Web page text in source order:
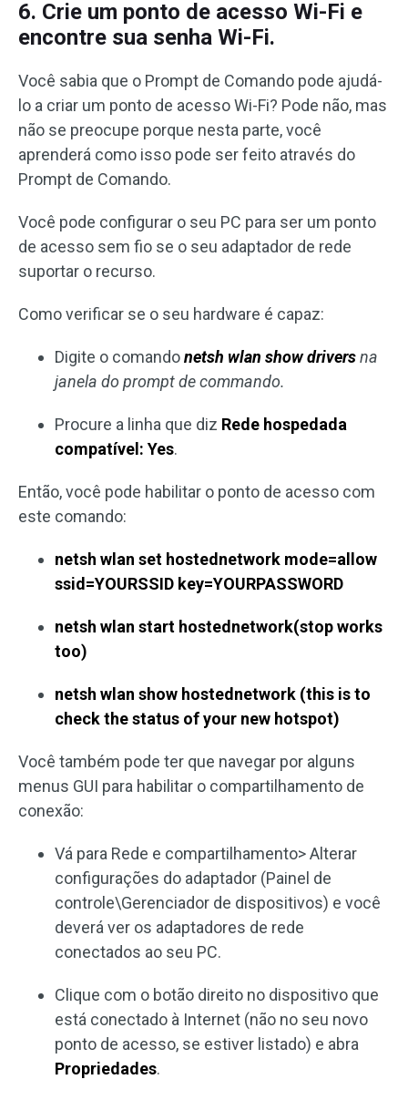
6. Crie um ponto de acesso Wi-Fi e
encontre sua senha Wi-Fi.
Você sabia que o Prompt de Comando pode ajudá-
lo a criar um ponto de acesso Wi-Fi? Pode não, mas
não se preocupe porque nesta parte, você
aprenderá como isso pode ser feito através do
Prompt de Comando.
Você pode configurar o seu PC para ser um ponto
de acesso sem fio se o seu adaptador de rede
suportar o recurso.
Como verificar se o seu hardware é capaz:
Digite o comandonetsh wlan show driversna
janela do prompt de commando.
Procure a linha que diz Rede hospedada
compatível: Yes.
Então, você pode habilitar o ponto de acesso com
este comando:
netsh wlan set hostednetwork mode=allow
ssid=YOURSSID key=YOURPASSWORD
netsh wlan start hostednetwork(stop works
too)
netsh wlan show hostednetwork (this is to
check the status of your new hotspot)
Você também pode ter que navegar por alguns
menus GUI para habilitar o compartilhamento de
conexão:
Vá para Rede e compartilhamento> Alterar
configurações do adaptador (Painel de
controle\Gerenciador de dispositivos) e você
deverá ver os adaptadores de rede
conectados ao seu PC.
Clique com o botão direito no dispositivo que
está conectado à Internet (não no seu novo
ponto de acesso, se estiver listado) e abra
Propriedades.